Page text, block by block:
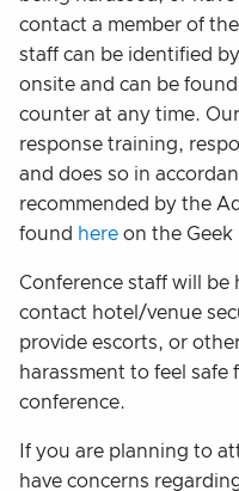
contact a member of
staff can be identified
onsite and can be
counter at any time.
response training,
and does so in
recommended by the
found here on the Geek
Conference staff will
contact hotel/venue
provide escorts, or
harassment to feel
conference.
If you are planning to
have concerns